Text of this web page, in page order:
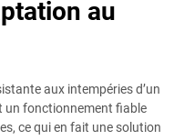
au
aux intempéries d’un
un fonctionnement fiable
ce qui en fait une solution